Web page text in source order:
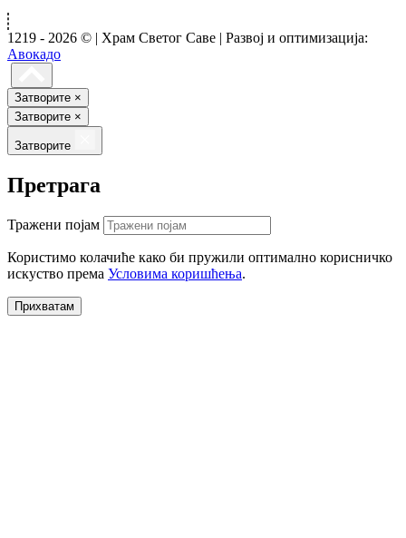
1219 - 2026 © | Храм Светог Саве | Развој и оптимизација:
Авокадо
Затворите ×
Затворите ×
Затворите
Претрага
Тражени појам
Користимо колачиће како би пружили оптимално корисничко
искуство према Условима коришћења.
Прихватам